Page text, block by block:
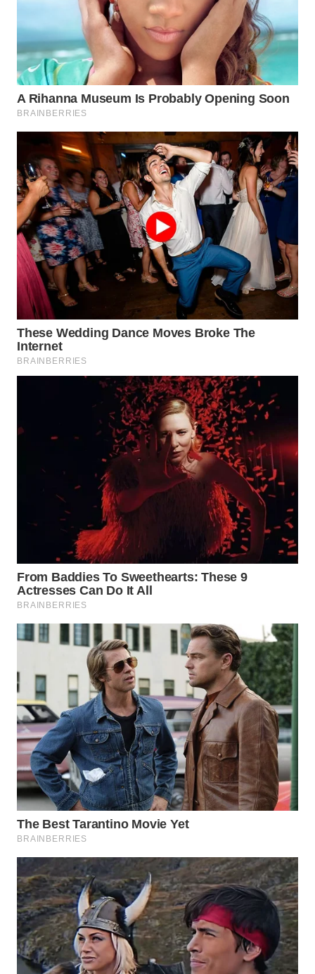
WN
CIANJUR
WN
KEPULAUAN
SERIBU
WN
TANGERANG
WN
BINJAI
WN
CIREBON
WN
INDRAMAYU
WN
SUBANG
SUKABUMI
WN
PURWAKARTA
WN
WN
SEMARANG
WN
SOLO
WN
BOROBUDUR
WN
MADURA
WN
SURABAYA
WN